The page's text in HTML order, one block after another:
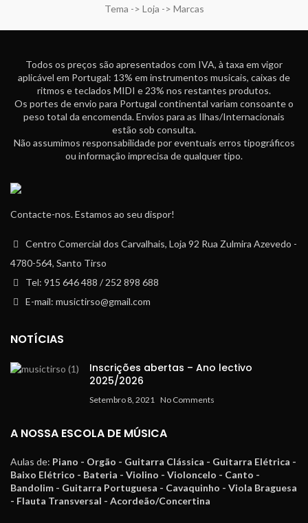
Tema -> Loja -> Marcas
Todos os preços são apresentados com IVA, à taxa em vigor
aplicável em Portugal: 13% em instrumentos musicais, caixas de
ritmos e teclados MIDI e 23% nos restantes produtos.
Os portes de envio para Portugal continental variam consoante o
peso total da encomenda. Envios para as Ilhas/Internacionais
estão sob consulta.
Não assumimos responsabilidade por eventuais erros tipográficos
ou informação imprecisa de qualquer tipo.
Contacte-nos. Estamos ao seu dispor!
Centro Comercial dos Carvalhais, Loja 92 Rua Zulmira Azevedo -
4780-564, Santo Tirso
Tel: 915 646 488 / 252 898 688
E-mail: musictirso@gmail.com
NOTÍCIAS
Inscrições abertas – Ano lectivo
2025/2026
Setembro 8, 2021 No Comments
A NOSSA ESCOLA DE MÚSICA
Aulas de: Piano - Orgão - Guitarra Clássica - Guitarra Elétrica -
Baixo Elétrico - Bateria - Violino - Violoncelo - Canto -
Bandolim - Guitarra Portuguesa - Cavaquinho - Viola Braguesa
- Flauta Transversal - Acordeão/Concertina